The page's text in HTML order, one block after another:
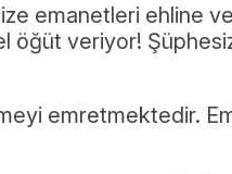
emanetleri ehline
veriyor!
emretmektedir.